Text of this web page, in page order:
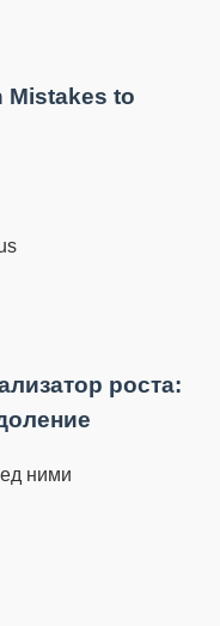
Mistakes to
роста:
ними